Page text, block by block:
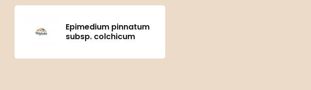
Epimedium pinnatum
subsp. colchicum